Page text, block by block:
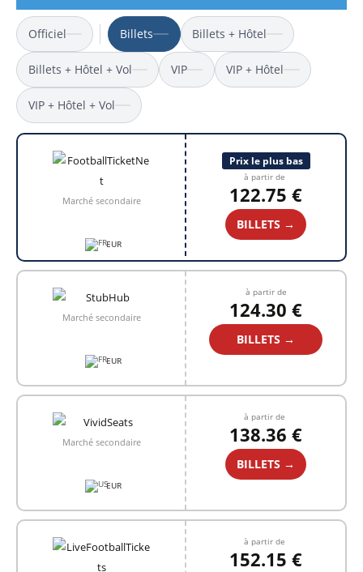
Officiel Billets Billets + Hôtel
Billets + Hôtel + Vol VIP VIP + Hôtel
VIP + Hôtel + Vol
Marché secondaire
EUR
Prix le plus bas
à partir de
122.75 €
BILLETS →
Marché secondaire
EUR
à partir de
124.30 €
BILLETS →
Marché secondaire
EUR
à partir de
138.36 €
BILLETS →
à partir de
152.15 €